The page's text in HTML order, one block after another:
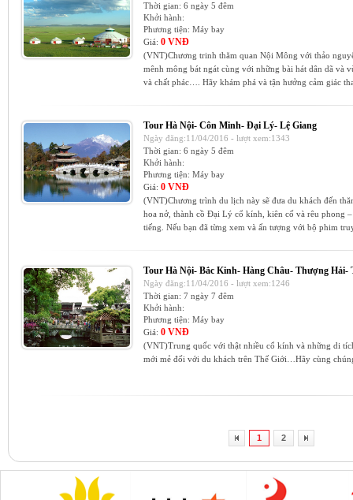
Thời gian: 6 ngày 5 đêm
Khởi hành:
Phương tiện: Máy bay
Giá: 0 VNĐ
(VNT)Chương trinh thăm quan Nội Mông với thảo
mênh mông bát ngát cùng với những bài hát dân dã và
và chất phác…. Hãy khám phá và tận hưởng cảm giác
Tour Hà Nội- Côn Minh- Đại Lý- Lệ Giang
Ngày đăng:11/04/2016 - lượt xem:1343
Thời gian: 6 ngày 5 đêm
Khởi hành:
Phương tiện: Máy bay
Giá: 0 VNĐ
(VNT)Chương trình du lịch này sẽ đưa du khách đến
hoa nở, thành cồ Đại Lý cổ kính, kiên cố và rêu phong
tiếng. Nếu bạn đã từng xem và ấn tượng với bộ phim
Tour Hà Nội- Bắc Kinh- Hàng Châu- Thượng Hải-
Ngày đăng:11/04/2016 - lượt xem:1246
Thời gian: 7 ngày 7 đêm
Khởi hành:
Phương tiện: Máy bay
Giá: 0 VNĐ
(VNT)Trung quốc với thật nhiều cổ kính và những di
mới mẻ đối với du khách trên Thế Giới…Hãy cùng
1 2